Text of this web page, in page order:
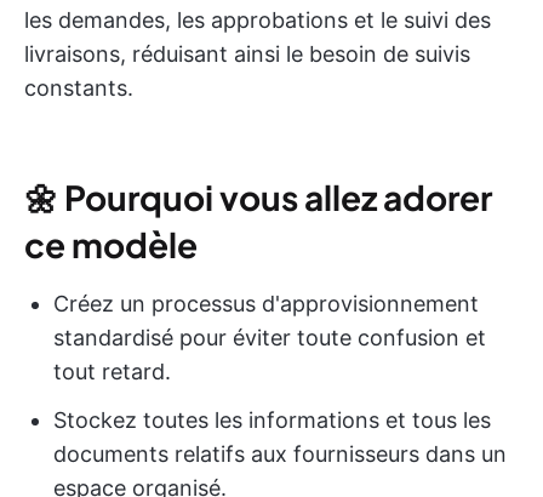
les demandes, les approbations et le suivi des
livraisons, réduisant ainsi le besoin de suivis
constants.
🌼 Pourquoi vous allez adorer
ce modèle
Créez un processus d'approvisionnement
standardisé pour éviter toute confusion et
tout retard.
Stockez toutes les informations et tous les
documents relatifs aux fournisseurs dans un
espace organisé.